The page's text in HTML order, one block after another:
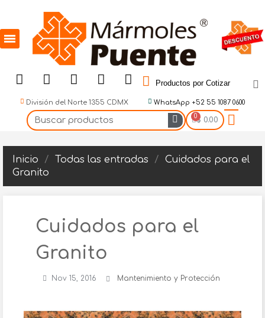
Productos por Cotizar
División del Norte 1355 CDMX WhatsApp +52 55 1087 0600
$ 0.00
Inicio Todas las entradas
Cuidados para el
Granito
Cuidados para el
Granito
Nov 15, 2016 Mantenimiento y Protección